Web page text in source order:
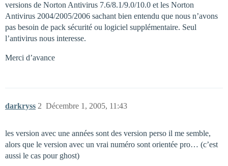
versions de Norton Antivirus 7.6/8.1/9.0/10.0 et les Norton
Antivirus 2004/2005/2006 sachant bien entendu que nous n’avons
pas besoin de pack sécurité ou logiciel supplémentaire. Seul
l’antivirus nous interesse.
Merci d’avance
darkryss Décembre 1, 2005, 11:43
2
les version avec une années sont des version perso il me semble,
alors que le version avec un vrai numéro sont orientée pro… (c’est
aussi le cas pour ghost)